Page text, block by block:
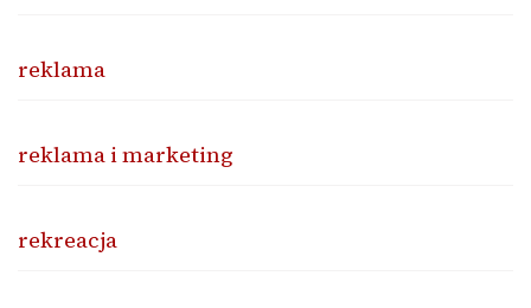
reklama
reklama i marketing
rekreacja